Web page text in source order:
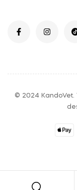
© 2024